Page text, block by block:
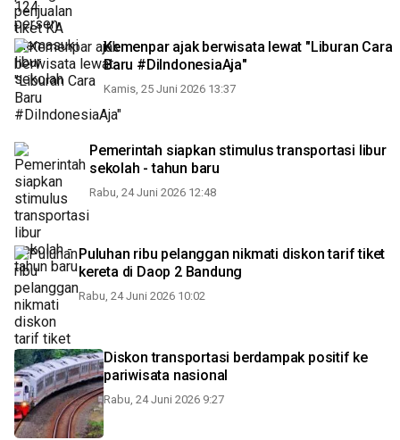
Kemenpar ajak berwisata lewat "Liburan Cara
Baru #DiIndonesiaAja"
Kamis, 25 Juni 2026 13:37
Pemerintah siapkan stimulus transportasi libur
sekolah - tahun baru
Rabu, 24 Juni 2026 12:48
Puluhan ribu pelanggan nikmati diskon tarif tiket
kereta di Daop 2 Bandung
Rabu, 24 Juni 2026 10:02
Diskon transportasi berdampak positif ke
pariwisata nasional
Rabu, 24 Juni 2026 9:27